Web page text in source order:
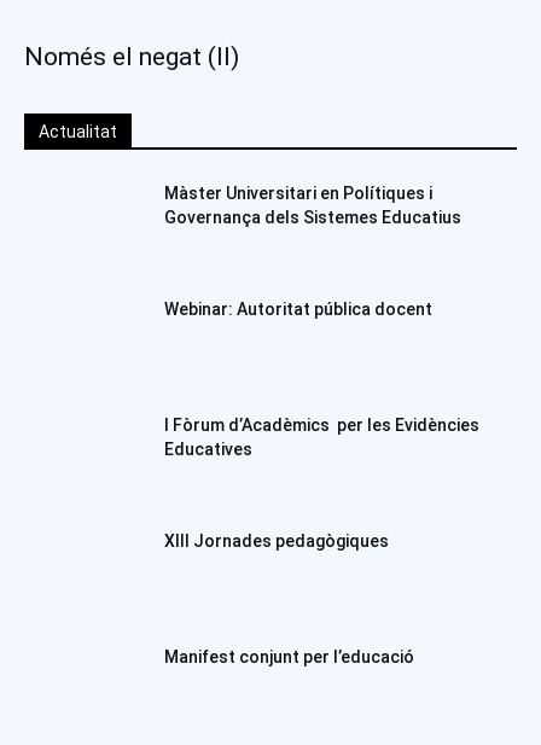
Només el negat (II)
Actualitat
Màster Universitari en Polítiques i
Governança dels Sistemes Educatius
Webinar: Autoritat pública docent
I Fòrum d’Acadèmics per les Evidències
Educatives
XIII Jornades pedagògiques
Manifest conjunt per l’educació